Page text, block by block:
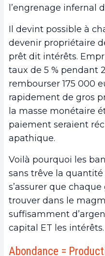
l’engrenage infernal
Il devint possible à
devenir propriétaire
prêt dit intérêts.
taux de 5 % pendant
rembourser 175 000
rapidement de gros
la masse monétaire
paiement seraient
apathique.
Voilà pourquoi les
sans trêve la quantité
s’assurer que
trouver dans le
suffisamment
capital ET les intérêts.
Abondance =